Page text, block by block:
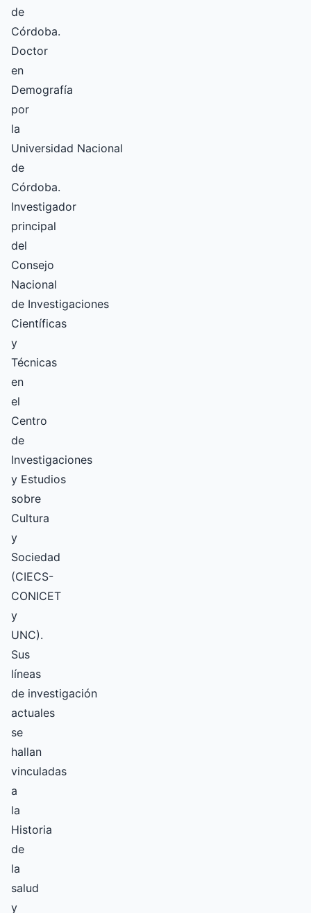
de
Córdoba.
Doctor
en
Demografía
por
la
Universidad Nacional
de
Córdoba.
Investigador
principal
del
Consejo
Nacional
de Investigaciones
Científicas
y
Técnicas
en
el
Centro
de
Investigaciones
y Estudios
sobre
Cultura
y
Sociedad
(CIECS-
CONICET
y
UNC).
Sus
líneas
de investigación
actuales
se
hallan
vinculadas
a
la
Historia
de
la
salud
y